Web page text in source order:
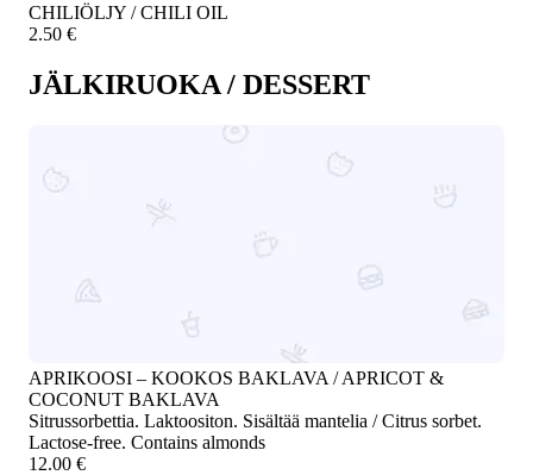
CHILIÖLJY / CHILI OIL
2.50 €
JÄLKIRUOKA / DESSERT
APRIKOOSI – KOOKOS BAKLAVA / APRICOT &
COCONUT BAKLAVA
Sitrussorbettia. Laktoositon. Sisältää mantelia / Citrus sorbet.
Lactose-free. Contains almonds
12.00 €